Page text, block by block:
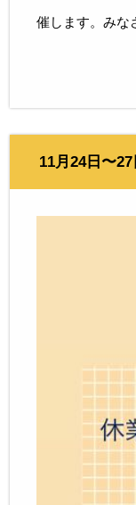
催します。みな
11月24日〜